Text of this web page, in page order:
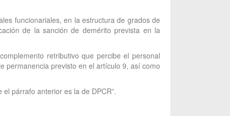
funcionariales, en la estructura de grados de
de la sanción de demérito prevista en la
retributivo que percibe el personal
permanencia previsto en el artículo 9, así como
párrafo anterior es la de DPCR”.